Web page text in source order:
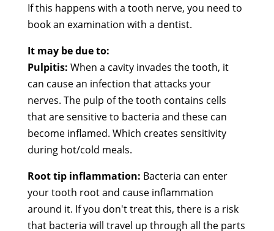
If this happens with a tooth nerve, you need to
book an examination with a dentist.
It may be due to:
Pulpitis: When a cavity invades the tooth, it
can cause an infection that attacks your
nerves. The pulp of the tooth contains cells
that are sensitive to bacteria and these can
become inflamed. Which creates sensitivity
during hot/cold meals.
Root tip inflammation: Bacteria can enter
your tooth root and cause inflammation
around it. If you don't treat this, there is a risk
that bacteria will travel up through all the parts